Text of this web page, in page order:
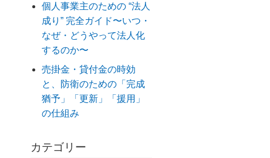
個人事業主のための “法人
成り” 完全ガイド〜いつ・
なぜ・どうやって法人化
するのか〜
売掛金・貸付金の時効
と、防衛のための「完成
猶予」「更新」「援用」
の仕組み
カテゴリー